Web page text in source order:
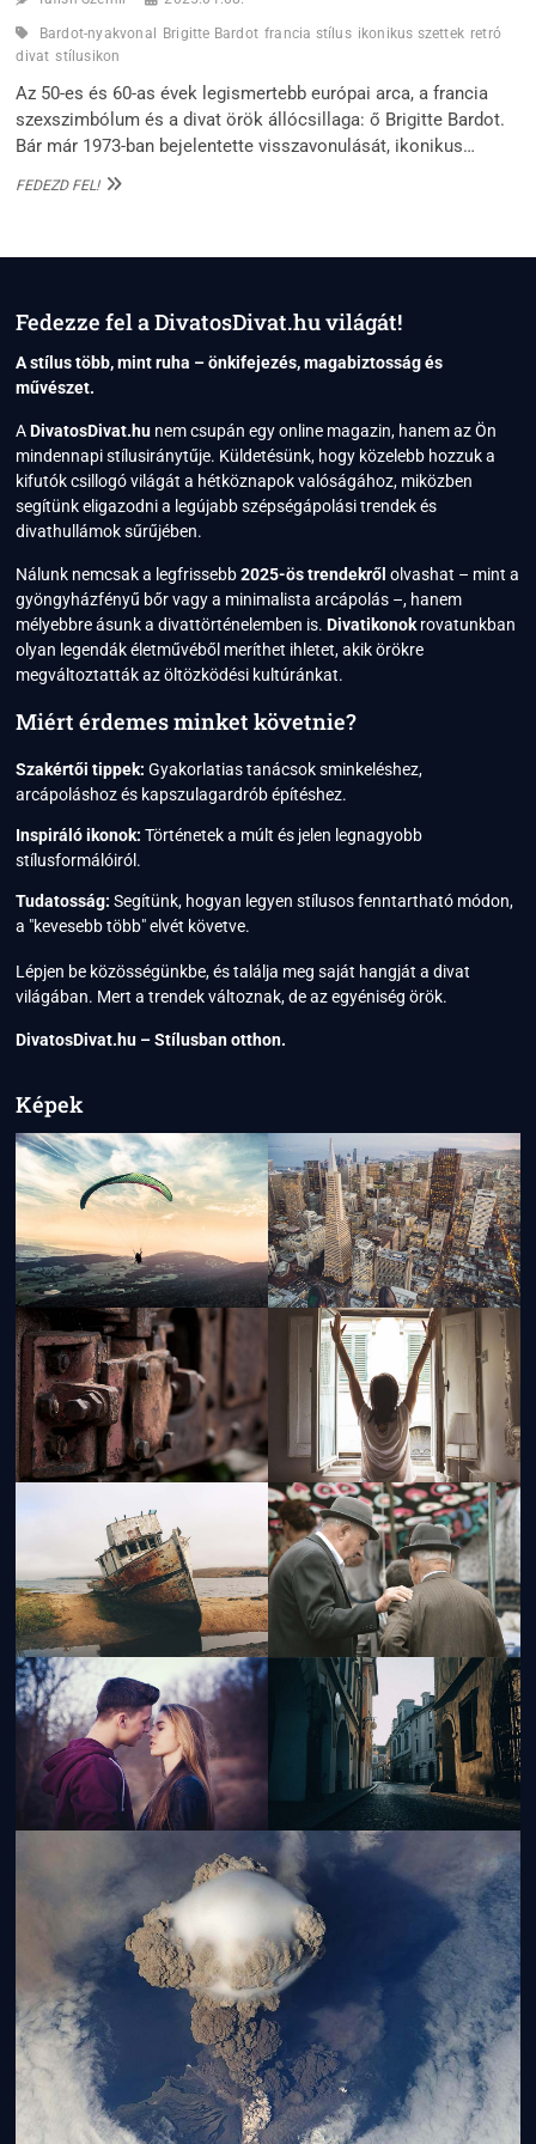
Bardot-nyakvonal Brigitte Bardot francia stílus ikonikus szettek retró
divat stílusikon
Az 50-es és 60-as évek legismertebb európai arca, a francia
szexszimbólum és a divat örök állócsillaga: ő Brigitte Bardot.
Bár már 1973-ban bejelentette visszavonulását, ikonikus…
FEDEZD FEL!BRIGITTE
Fedezze fel a DivatosDivat.hu világát!
A stílus több, mint ruha – önkifejezés, magabiztosság és
művészet.
ADivatosDivat.hu nem csupán egy online magazin, hanem az Ön
mindennapi stílusiránytűje. Küldetésünk, hogy közelebb hozzuk a
kifutók csillogó világát a hétköznapok valóságához, miközben
segítünk eligazodni a legújabb szépségápolási trendek és
divathullámok sűrűjében.
Nálunk nemcsak a legfrissebb2025-ös trendekről olvashat – mint a
gyöngyházfényű bőr vagy a minimalista arcápolás –, hanem
mélyebbre ásunk a divattörténelemben is.Divatikonok rovatunkban
olyan legendák életművéből meríthet ihletet, akik örökre
megváltoztatták az öltözködési kultúránkat.
Miért érdemes minket követnie?
Szakértői tippek: Gyakorlatias tanácsok sminkeléshez,
arcápoláshoz és kapszulagardrób építéshez.
Inspiráló ikonok: Történetek a múlt és jelen legnagyobb
stílusformálóiról.
Tudatosság: Segítünk, hogyan legyen stílusos fenntartható módon,
a "kevesebb több" elvét követve.
Lépjen be közösségünkbe, és találja meg saját hangját a divat
világában. Mert a trendek változnak, de az egyéniség örök.
DivatosDivat.hu – Stílusban otthon.
Képek